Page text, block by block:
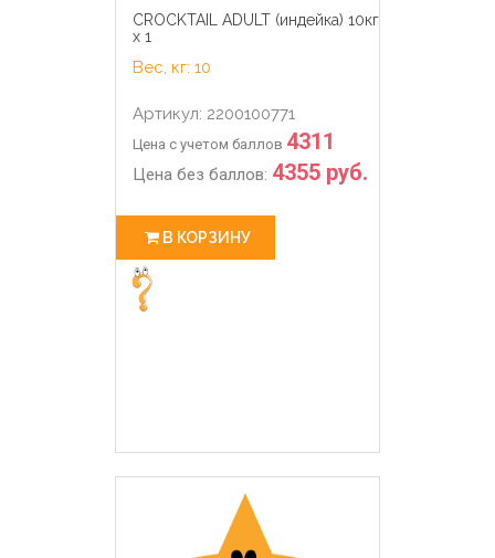
CROCKTAIL ADULT (индейка) 10кг
х 1
Вес, кг: 10
Артикул: 2200100771
Цена с учетом баллов 4311
Цена без баллов: 4355 руб.
В КОРЗИНУ